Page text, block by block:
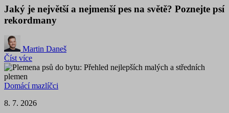
Jaký je největší a nejmenší pes na světě? Poznejte psí
rekordmany
Martin Daneš
Číst více
Domácí mazlíčci
8. 7. 2026